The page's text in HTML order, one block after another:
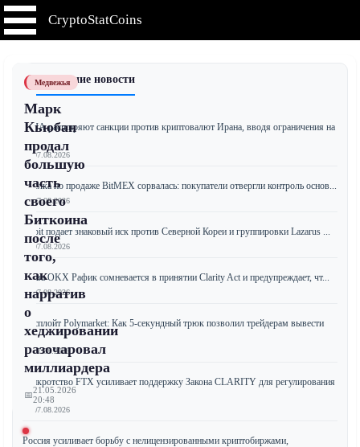
CryptoStatCoins
Медвежья
Марк
Кьюбан
продал
большую
часть
своего
Биткоина
после
того,
как
нарратив
о
хеджировании
разочаровал
миллиардера
📅21.05.2026
20:48
📰 Последние новости
США расширяют санкции против криптовалют Ирана, вводя ограничения на
📅 07.08.2026
Сделка по продаже BitMEX сорвалась: покупатели отвергли контроль основ...
📅 07.08.2026
Bybit подает знаковый иск против Северной Кореи и группировки Lazarus ...
📅 07.08.2026
Глава OKX Рафик сомневается в принятии Clarity Act и предупреждает, чт...
📅 07.08.2026
Эксплойт Polymarket: Как 5-секундный трюк позволил трейдерам вывести
м...
📅 07.08.2026
Банкротство FTX усиливает поддержку Закона CLARITY для регулирования
к...
📅 07.08.2026
Россия усиливает борьбу с нелицензированными криптобиржами,